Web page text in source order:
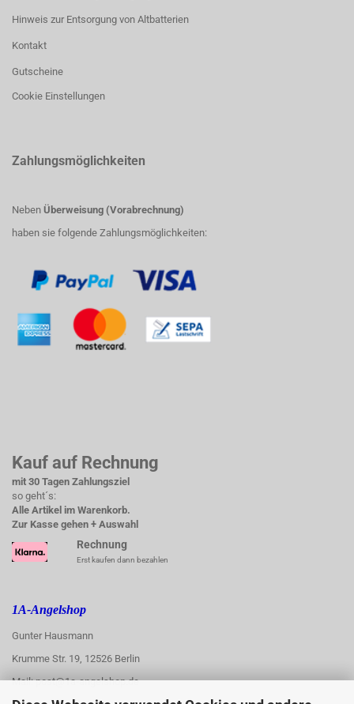
Hinweis zur Entsorgung von Altbatterien
Kontakt
Gutscheine
Cookie Einstellungen
Zahlungsmöglichkeiten
Neben Überweisung (Vorabrechnung)
haben sie folgende Zahlungsmöglichkeiten:
Kauf auf Rechnung
mit 30 Tagen Zahlungsziel
so geht´s:
Alle Artikel im Warenkorb.
Zur Kasse gehen + Auswahl
Rechnung
Erst kaufen dann bezahlen
1A-Angelshop
Gunter Hausmann
Krumme Str. 19, 12526 Berlin
Mail: post@1a-angelshop.de